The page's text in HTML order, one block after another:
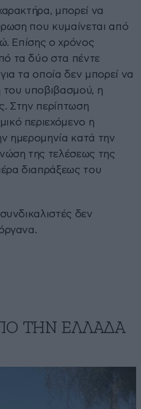
μπορεί να
που κυμαίνεται από
Επίσης ο χρόνος
τα δύο στα πέντε
τα οποία δεν μπορεί να
του υποβιβασμού, η
Στην περίπτωση
περιεχόμενο η
ημερομηνία κατά την
της τελέσεως της
διαπράξεως του
δεν
ΤΗΝ ΕΛΛΑΔΑ